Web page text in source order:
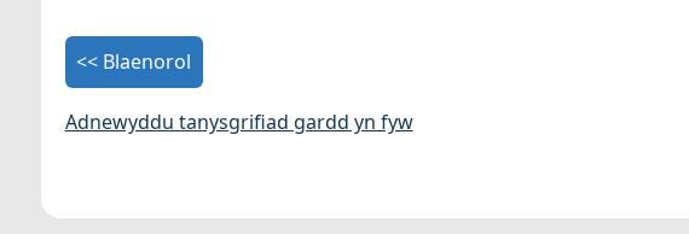
<< Blaenorol
Adnewyddu tanysgrifiad gardd yn fyw